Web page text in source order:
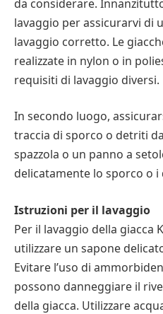
da considerare.
lavaggio per assicurarvi di
lavaggio corretto. Le
realizzate in nylon o in
requisiti di lavaggio diversi.
In secondo luogo,
traccia di sporco o detriti
spazzola o un panno a
delicatamente lo sporco o i
Istruzioni per il lavaggio
Per il lavaggio della giacca
utilizzare un sapone
Evitare l’uso di
possono danneggiare il
della giacca. Utilizzare